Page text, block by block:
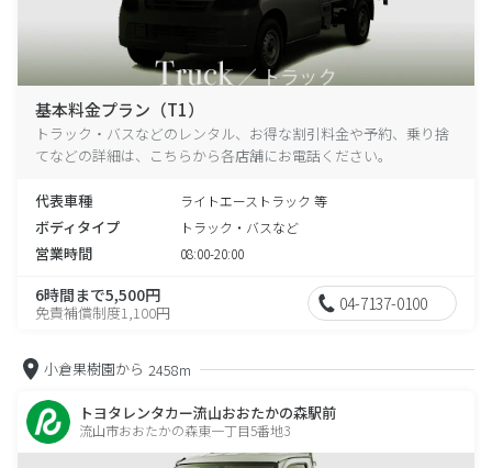
基本料金プラン（T1）
トラック・バスなどのレンタル、お得な割引料金や予約、乗り捨
てなどの詳細は、こちらから各店舗にお電話ください。
代表車種 ライトエーストラック 等
ボディタイプ トラック・バスなど
営業時間 08:00-20:00
6時間まで5,500円
免責補償制度1,100円 04-7137-0100
小倉果樹園から 2458m
トヨタレンタカー流山おおたかの森駅前
流山市おおたかの森東一丁目5番地3